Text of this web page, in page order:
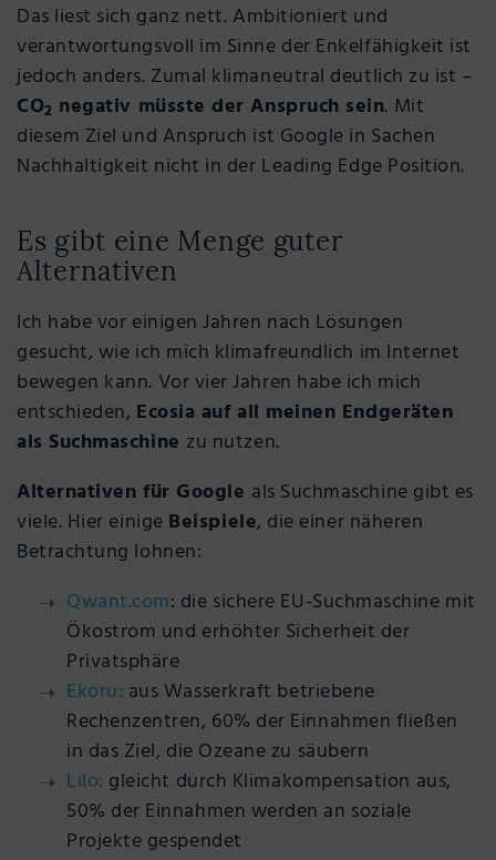
Das liest sich ganz nett. Ambitioniert und
verantwortungsvoll im Sinne der Enkelfähigkeit ist
jedoch anders. Zumal klimaneutral deutlich zu ist –
CO2 negativ müsste der Anspruch sein. Mit
diesem Ziel und Anspruch ist Google in Sachen
Nachhaltigkeit nicht in der Leading Edge Position.
Es gibt eine Menge guter
Alternativen
Ich habe vor einigen Jahren nach Lösungen
gesucht, wie ich mich klimafreundlich im Internet
bewegen kann. Vor vier Jahren habe ich mich
entschieden, Ecosia auf all meinen Endgeräten
als Suchmaschine zu nutzen.
Alternativen für Google als Suchmaschine gibt es
viele. Hier einige Beispiele, die einer näheren
Betrachtung lohnen:
Qwant.com: die sichere EU-Suchmaschine mit
Ökostrom und erhöhter Sicherheit der
Privatsphäre
Ekoru: aus Wasserkraft betriebene
Rechenzentren, 60% der Einnahmen fließen
in das Ziel, die Ozeane zu säubern
Lilo: gleicht durch Klimakompensation aus,
50% der Einnahmen werden an soziale
Projekte gespendet